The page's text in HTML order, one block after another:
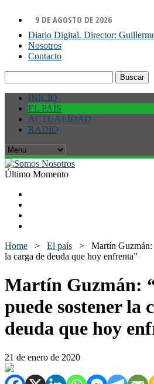
9 DE AGOSTO DE 2026
Diario Digital. Director:
Nosotros
Contacto
INICIO
EL PAÍS
ACTUALIDAD
RADIO
Último Momento
Home > El país > Martín Guzmán:
la carga de deuda que hoy enfrenta”
Martín Guzmán:
puede sostener la
deuda que hoy
21 de enero de 2020